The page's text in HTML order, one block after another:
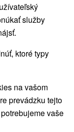
služby
ktoré typy
na vašom
prevádzku tejto
vaše